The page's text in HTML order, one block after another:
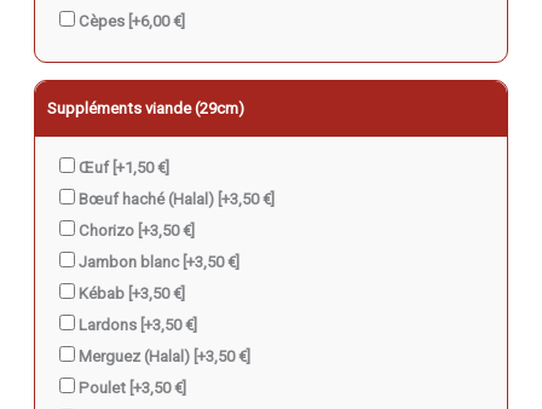
Cèpes [+6,00 €]
Suppléments viande (29cm)
Œuf [+1,50 €]
Bœuf haché (Halal) [+3,50 €]
Chorizo [+3,50 €]
Jambon blanc [+3,50 €]
Kébab [+3,50 €]
Lardons [+3,50 €]
Merguez (Halal) [+3,50 €]
Poulet [+3,50 €]